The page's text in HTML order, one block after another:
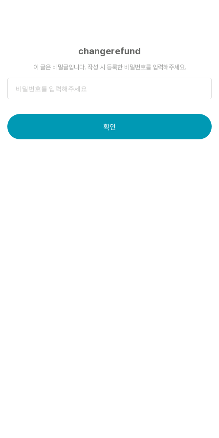
changerefund
이 글은 비밀글입니다. 작성 시 등록한 비밀번호를 입력해주세요.
확인